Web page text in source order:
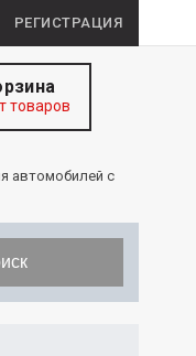
РЕГИСТРАЦИЯ
товаров
автомобилей с